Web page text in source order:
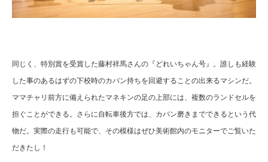
同じく、特別賞を受賞した藤村祥馬さんの『どれいちゃん号』。誰しも経験
した事のあるはずの下校時のカバン持ちを回避することの出来るマシンだ。
ママチャリ前方に備えられたマネキンの足の上部には、複数のランドセルを
担ぐことができる。さらに自転車後方では、カバン磨きまでできるという代
物だ。実際の走行も可能で、その模様はぜひ美術館内のモニターでご覧いた
だきたし！